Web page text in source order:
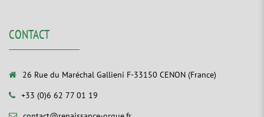
CONTACT
26 Rue du Maréchal Gallieni F-33150 CENON (France)
+33 (0)6 62 77 01 19